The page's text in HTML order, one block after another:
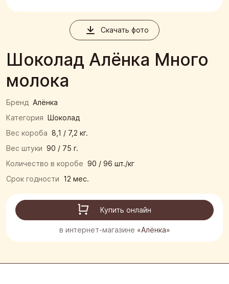
Скачать фото
Шоколад Алёнка Много
молока
Бренд Алёнка
Категория Шоколад
Вес короба 8,1 / 7,2 кг.
Вес штуки 90 / 75 г.
Количество в коробе 90 / 96 шт./кг
Срок годности 12 мес.
Купить онлайн
в интернет-магазине «Алёнка»